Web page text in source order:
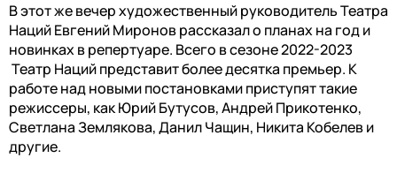
В этот же вечер художественный руководитель Театра
Наций Евгений Миронов рассказал о планах на год и
новинках в репертуаре. Всего в сезоне 2022-2023
Театр Наций представит более десятка премьер. К
работе над новыми постановками приступят такие
режиссеры, как Юрий Бутусов, Андрей Прикотенко,
Светлана Землякова, Данил Чащин, Никита Кобелев и
другие.